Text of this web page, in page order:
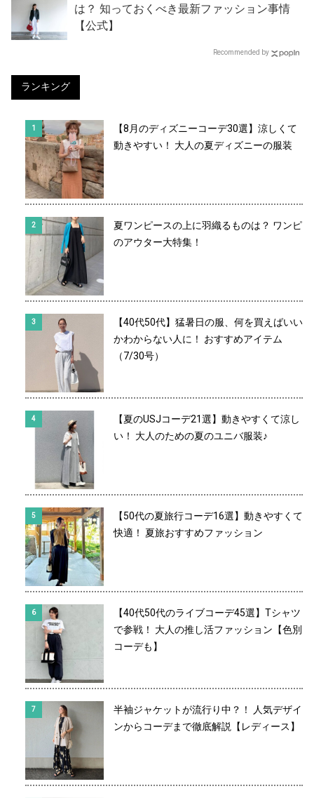
は？ 知っておくべき最新ファッション事情
【公式】
Recommended by
ランキング
【8月のディズニーコーデ30選】涼しくて
動きやすい！ 大人の夏ディズニーの服装
夏ワンピースの上に羽織るものは？ ワンピ
のアウター大特集！
【40代50代】猛暑日の服、何を買えばいい
かわからない人に！ おすすめアイテム
（7/30号）
【夏のUSJコーデ21選】動きやすくて涼し
い！ 大人のための夏のユニバ服装♪
【50代の夏旅行コーデ16選】動きやすくて
快適！ 夏旅おすすめファッション
【40代50代のライブコーデ45選】Tシャツ
で参戦！ 大人の推し活ファッション【色別
コーデも】
半袖ジャケットが流行り中？！ 人気デザイ
ンからコーデまで徹底解説【レディース】